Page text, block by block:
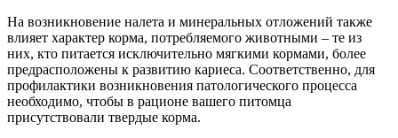
На возникновение налета и минеральных отложений также
влияет характер корма, потребляемого животными – те из
них, кто питается исключительно мягкими кормами, более
предрасположены к развитию кариеса. Соответственно, для
профилактики возникновения патологического процесса
необходимо, чтобы в рационе вашего питомца
присутствовали твердые корма.